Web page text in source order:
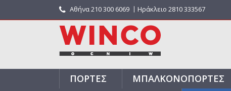
Αθήνα210 300 6069 〡Ηράκλειο 2810 333567
ΠΌΡΤΕΣ ΜΠΑΛΚΟΝΌΠΟΡΤΕΣ